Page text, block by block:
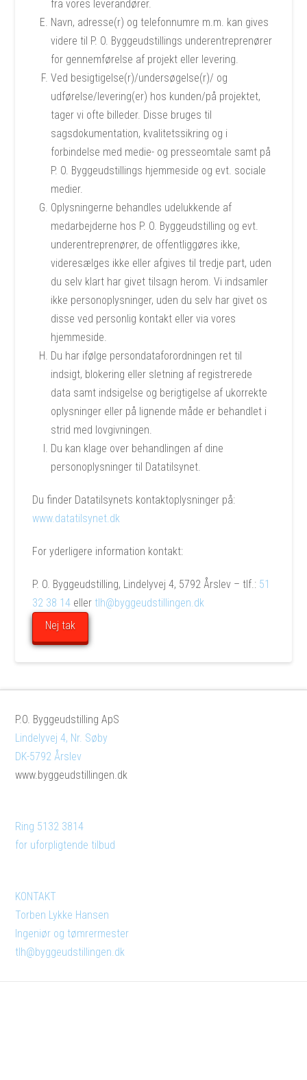
fra vores leverandører.
Navn, adresse(r) og telefonnumre m.m. kan gives
videre til P. O. Byggeudstillings underentreprenører
for gennemførelse af projekt eller levering.
Ved besigtigelse(r)/undersøgelse(r)/ og
udførelse/levering(er) hos kunden/på projektet,
tager vi ofte billeder. Disse bruges til
sagsdokumentation, kvalitetssikring og i
forbindelse med medie- og presseomtale samt på
P. O. Byggeudstillings hjemmeside og evt. sociale
medier.
Oplysningerne behandles udelukkende af
medarbejderne hos P. O. Byggeudstilling og evt.
underentreprenører, de offentliggøres ikke,
videresælges ikke eller afgives til tredje part, uden
du selv klart har givet tilsagn herom. Vi indsamler
ikke personoplysninger, uden du selv har givet os
disse ved personlig kontakt eller via vores
hjemmeside.
Du har ifølge persondataforordningen ret til
indsigt, blokering eller sletning af registrerede
data samt indsigelse og berigtigelse af ukorrekte
oplysninger eller på lignende måde er behandlet i
strid med lovgivningen.
Du kan klage over behandlingen af dine
personoplysninger til Datatilsynet.
Du finder Datatilsynets kontaktoplysninger på:
www.datatilsynet.dk
For yderligere information kontakt:
P. O. Byggeudstilling, Lindelyvej 4, 5792 Årslev – tlf.: 51
32 38 14 eller tlh@byggeudstillingen.dk
Nej tak
P.O. Byggeudstilling ApS
Lindelyvej 4, Nr. Søby
DK-5792 Årslev
www.byggeudstillingen.dk
Ring 5132 3814
for uforpligtende tilbud
KONTAKT
Torben Lykke Hansen
Ingeniør og tømrermester
tlh@byggeudstillingen.dk